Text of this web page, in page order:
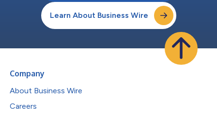
Learn About Business Wire
Company
About Business Wire
Careers